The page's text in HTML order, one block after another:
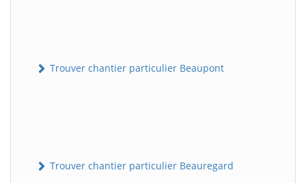
Trouver chantier particulier Beaupont
Trouver chantier particulier Beauregard